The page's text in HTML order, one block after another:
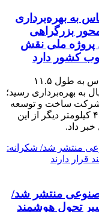
به بهره‌برداری
درصد این محور بزرگراهی
ملی نقش
کشور دارد
بخشی از محور بزرگراهی جهرم-لار-بندرعباس به طول ۱۱.۵
بالغ بر ۹۲۰۰ میلیارد ریال به بهره‌برداری رسید؛
شرکت ساخت و توسعه
زیربناهای حمل‌ونقل کشور از بهره‌برداری ۴۵ کیلومتر دیگر از این
داد.
منتشر شد/
تحول هوشمند